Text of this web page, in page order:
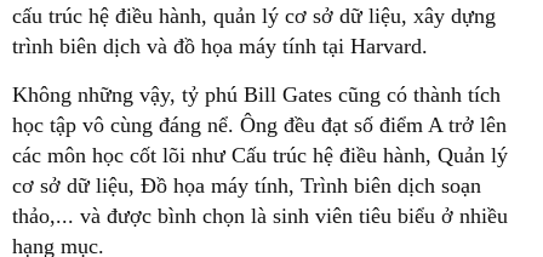
cấu trúc hệ điều hành, quản lý cơ sở dữ liệu, xây dựng
trình biên dịch và đồ họa máy tính tại Harvard.
Không những vậy, tỷ phú Bill Gates cũng có thành tích
học tập vô cùng đáng nể. Ông đều đạt số điểm A trở lên
các môn học cốt lõi như Cấu trúc hệ điều hành, Quản lý
cơ sở dữ liệu, Đồ họa máy tính, Trình biên dịch soạn
thảo,... và được bình chọn là sinh viên tiêu biểu ở nhiều
hạng mục.